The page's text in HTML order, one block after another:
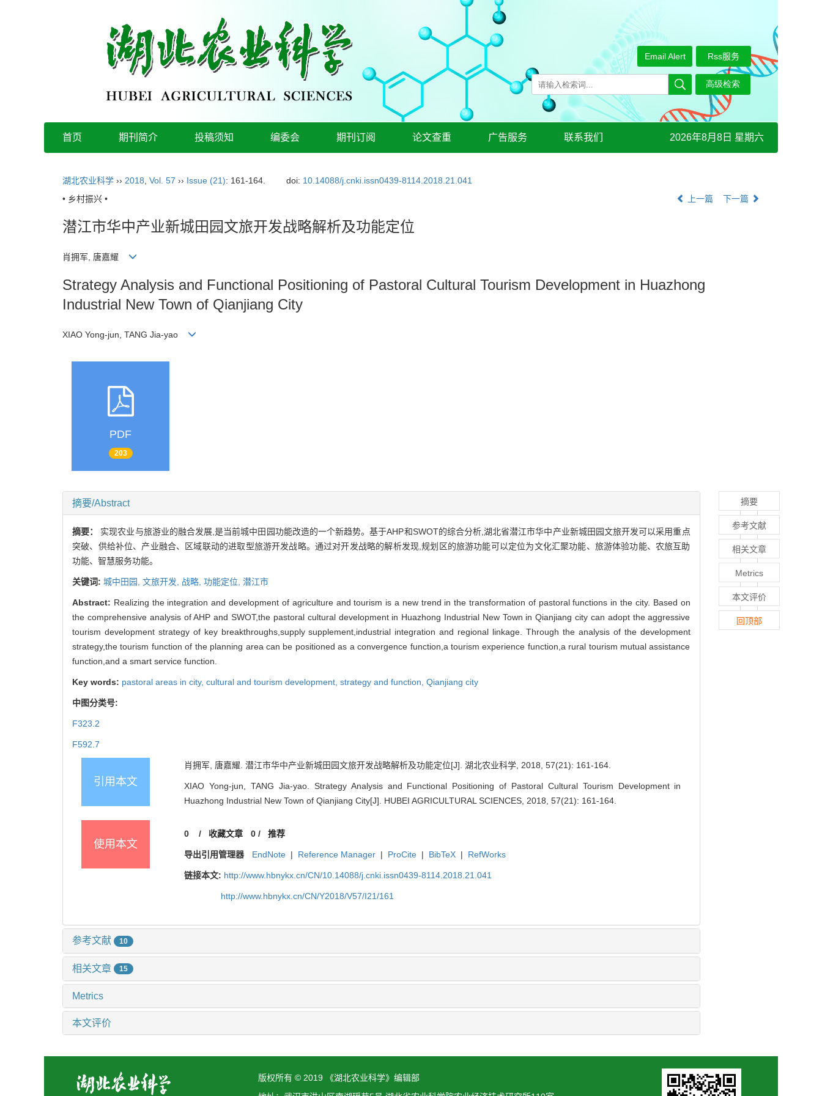
Rss服务
Email Alert
首页 期刊简介 投稿须知 编委会 期刊订阅 论文查重 广告服务 联系我们 2026年8月8日 星期六
湖北农业科学 ›› 2018 Vol. 57 ›› Issue (21): 161-164. doi: 10.14088/j.cnki.issn0439-8114.2018.21.041
• 乡村振兴 •
上一篇 下一篇
潜江市华中产业新城田园文旅开发战略解析及功能定位
肖拥军, 唐嘉耀
Strategy Analysis and Functional Positioning of Pastoral Cultural Tourism Development in Huazhong
Industrial New Town of Qianjiang City
XIAO Yong-jun, TANG Jia-yao
PDF
203
摘要/Abstract
摘要： 实现农业与旅游业的融合发展,是当前城中田园功能改造的一个新趋势。基于AHP和SWOT的综合分析,湖北省潜江市华中产业新城田园文旅开发可以采用重点
突破、供给补位、产业融合、区域联动的进取型旅游开发战略。通过对开发战略的解析发现,规划区的旅游功能可以定位为文化汇聚功能、旅游体验功能、农旅互助
功能、智慧服务功能。
关键词: 城中田园, 文旅开发, 战略, 功能定位, 潜江市
Abstract: Realizing the integration and development of agriculture and tourism is a new trend in the transformation of pastoral functions in the city. Based on
the comprehensive analysis of AHP and SWOT,the pastoral cultural development in Huazhong Industrial New Town in Qianjiang city can adopt the aggressive
tourism development strategy of key breakthroughs,supply supplement,industrial integration and regional linkage. Through the analysis of the development
strategy,the tourism function of the planning area can be positioned as a convergence function,a tourism experience function,a rural tourism mutual assistance
function,and a smart service function.
Key words: pastoral areas in city, cultural and tourism development, strategy and function, Qianjiang city
中图分类号:
F323.2
F592.7
引用本文
肖拥军, 唐嘉耀. 潜江市华中产业新城田园文旅开发战略解析及功能定位[J]. 湖北农业科学, 2018, 57(21): 161-164.
XIAO Yong-jun, TANG Jia-yao. Strategy Analysis and Functional Positioning of Pastoral Cultural Tourism Development in
Huazhong Industrial New Town of Qianjiang City[J]. HUBEI AGRICULTURAL SCIENCES, 2018, 57(21): 161-164.
使用本文
0 / 收藏文章 0/ 推荐
导出引用管理器 EndNote | Reference Manager | ProCite | BibTeX | RefWorks
链接本文: http://www.hbnykx.cn/CN/10.14088/j.cnki.issn0439-8114.2018.21.041
http://www.hbnykx.cn/CN/Y2018/V57/I21/161
参考文献 10
相关文章 15
Metrics
本文评价
摘要
参考文献
相关文章
Metrics
本文评价
回顶部
版权所有 © 2019 《湖北农业科学》编辑部